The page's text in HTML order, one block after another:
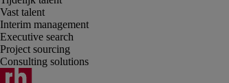
Vast talent
Interim management
Executive search
Project sourcing
Consulting solutions